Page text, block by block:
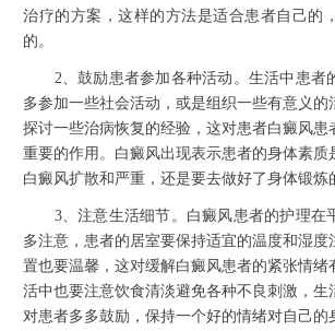
治疗的方案，这样的方法是适合患者自己的
的。
2、鼓励患者参加各种活动。生活中患者
多参加一些社会活动，或是组织一些有意义的
探讨一些治病恢复的经验，这对患者白癜风患
重要的作用。白癜风出现表示患者的身体素质
白癜风扩散和严重，还是要去做好了身体锻炼
3、注意生活细节。白癜风患者的护理在
多注意，患者的居室要保持适宜的温度和湿度
置也要温馨，这对缓解白癜风患者的紧张情绪
活中也要注意饮食清淡避免各种不良刺激，生
对患者多多鼓励，保持一个好的情绪对自己的